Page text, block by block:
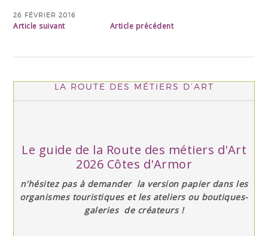
26 FÉVRIER 2016
Article suivant Article précédent
LA ROUTE DES MÉTIERS D’ART
Le guide de la Route des métiers d'Art
2026 Côtes d'Armor
n'hésitez pas à demander la version papier dans les
organismes touristiques et les ateliers ou boutiques-
galeries de créateurs !